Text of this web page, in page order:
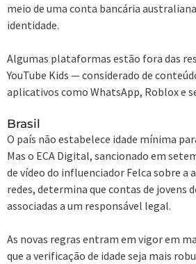
meio de uma conta bancária
identidade.
Algumas plataformas estão fora das
YouTube Kids — considerado de
aplicativos como WhatsApp, Roblox e
Brasil
O país não estabelece idade mínima
Mas o ECA Digital, sancionado em
de vídeo do influenciador Felca sobre
redes, determina que contas de jovens
associadas a um responsável legal.
As novas regras entram em vigor em
que a verificação de idade seja mais